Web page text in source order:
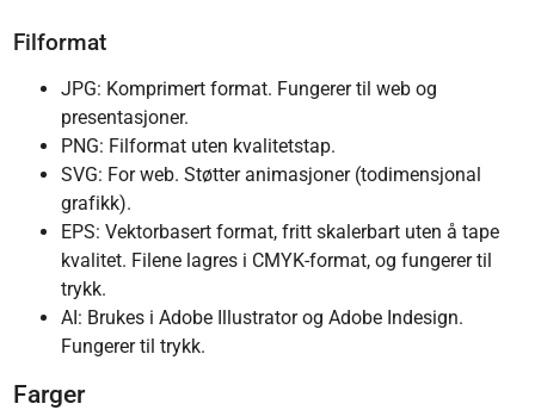
Filformat
JPG: Komprimert format. Fungerer til web og
presentasjoner.
PNG: Filformat uten kvalitetstap.
SVG: For web. Støtter animasjoner (todimensjonal
grafikk).
EPS: Vektorbasert format, fritt skalerbart uten å tape
kvalitet. Filene lagres i CMYK-format, og fungerer til
trykk.
AI: Brukes i Adobe Illustrator og Adobe Indesign.
Fungerer til trykk.
Farger